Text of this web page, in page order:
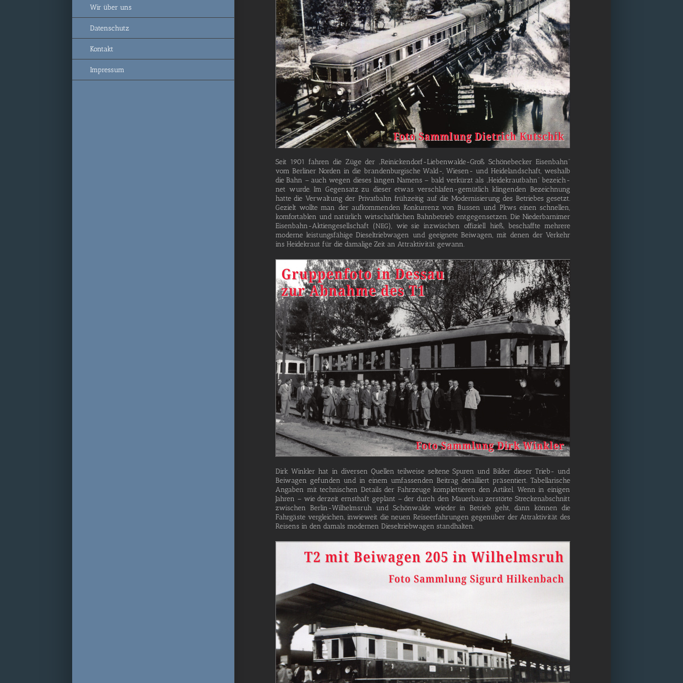
Wir über uns
Datenschutz
Kontakt
Impressum
Seit 1901 fah­ren die Züge der „Rei­­ni­­cken­­dorf-Lie­­ben­­wal­­de-Groß Schö­ne­be­cker Eisen­bahn“
vom Ber­li­ner Nor­den in die bran­den­bur­gi­sche Wald-, Wie­­sen- und Hei­de­land­schaft, wes­halb
die Bahn – auch wegen die­ses lan­gen Namens – bald ver­kürzt als „Hei­de­kraut­bahn“ bezeich­
net wur­de. Im Gegen­satz zu die­ser etwas ver­­­schla­­fen-gemü­t­­lich klin­gen­den Bezeich­nung
hat­te die Ver­wal­tung der Pri­vat­bahn früh­zei­tig auf die Moder­ni­sie­rung des Betrie­bes gesetzt.
Gezielt woll­te man der auf­kom­men­den Kon­kur­renz von Bus­sen und Pkws einen schnel­len,
kom­for­ta­blen und natür­lich wirt­schaft­li­chen Bahn­be­trieb ent­ge­gen­set­zen. Die Nie­der­bar­ni­mer
Eisen­­­bahn-Akti­en­­ge­­sel­l­­schaft (NEG), wie sie inzwi­schen offi­zi­ell hieß, beschaff­te meh­re­re
moder­ne leis­tungs­fä­hi­ge Die­sel­trieb­wa­gen und geeig­ne­te Bei­wa­gen, mit denen der Ver­kehr
ins Hei­de­kraut für die dama­li­ge Zeit an Attrak­ti­vi­tät gewann.
Dirk Wink­ler hat in diver­sen Quel­len teil­wei­se sel­te­ne Spu­ren und Bil­der die­ser Trieb- und
Bei­wa­gen gefun­den und in einem umfas­sen­den Bei­trag detail­liert prä­sen­tiert. Tabel­la­ri­sche
Anga­ben mit tech­ni­schen Details der Fahr­zeu­ge kom­plet­tie­ren den Arti­kel. Wenn in eini­gen
Jah­ren – wie der­zeit ernst­haft geplant – der durch den Mau­er­bau zer­stör­te Stre­cken­ab­schnitt
zwi­schen Ber­­lin-Wil­­helm­s­ruh und Schön­wal­de wie­der in Betrieb geht, dann kön­nen die
Fahr­gäs­te ver­glei­chen, inwie­weit die neu­en Rei­se­er­fah­run­gen gegen­über der Attrak­ti­vi­tät des
Rei­sens in den damals moder­nen Die­sel­trieb­wa­gen standhalten.